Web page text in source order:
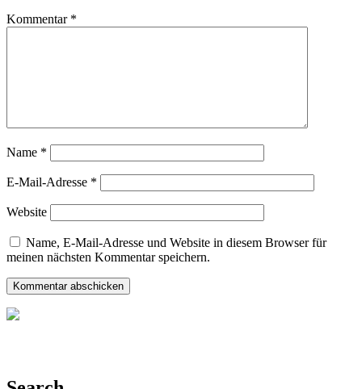
Kommentar *
Name *
E-Mail-Adresse *
Website
Name, E-Mail-Adresse und Website in diesem Browser für
meinen nächsten Kommentar speichern.